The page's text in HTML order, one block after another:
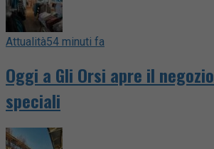
Attualità54 minuti fa
Oggi a Gli Orsi apre il
speciali